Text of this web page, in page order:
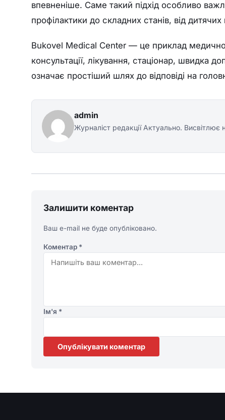
впевненіше. Саме такий підхід особливо
профілактики до складних станів, від дитячих
Bukovel Medical Center — це приклад
консультації, лікування, стаціонар, швидка
означає простіший шлях до відповіді на
admin
Журналіст редакції Актуально. Висвітлює
Залишити коментар
Ваш e-mail не буде опубліковано.
Коментар *
Ім'я *
Опублікувати коментар